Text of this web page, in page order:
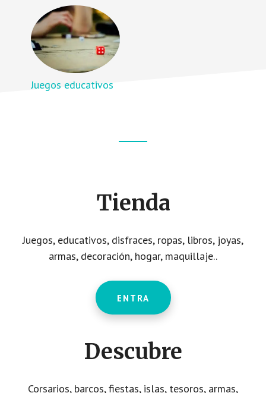
Juegos educativos
Tienda
Juegos, educativos, disfraces, ropas, libros, joyas,
armas, decoración, hogar, maquillaje..
ENTRA
Descubre
Corsarios, barcos, fiestas, islas, tesoros, armas,